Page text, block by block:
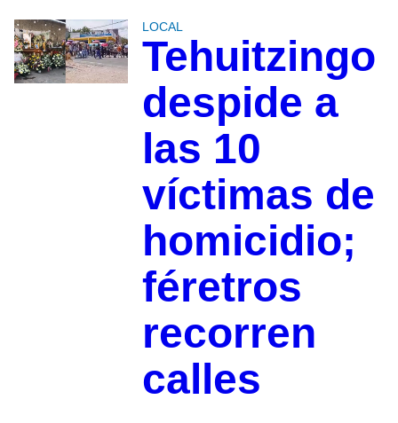
LOCAL
Tehuitzingo
despide a
las 10
víctimas de
homicidio;
féretros
recorren
calles